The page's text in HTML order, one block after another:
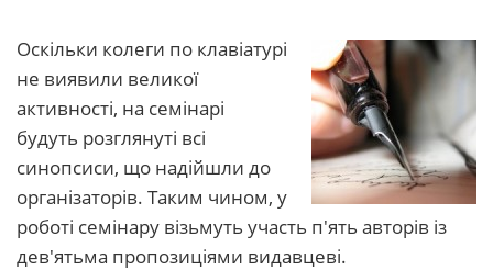
Оскільки колеги по клавіатурі
не виявили великої
активності, на семінарі
будуть розглянуті всі
синопсиси, що надійшли до
організаторів. Таким чином, у
роботі семінару візьмуть участь п'ять авторів із
дев'ятьма пропозиціями видавцеві.